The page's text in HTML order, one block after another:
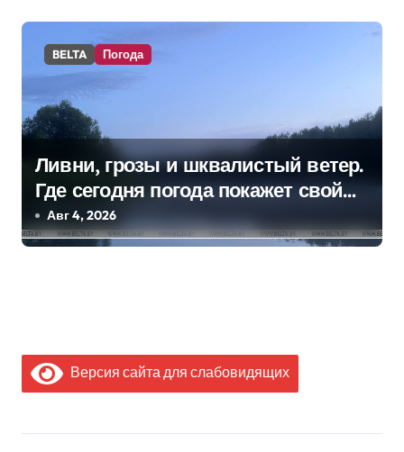
BELTA Погода
Ливни, грозы и шквалистый ветер.
Где сегодня погода покажет свой
характер
Авг 4, 2026
Версия сайта для слабовидящих